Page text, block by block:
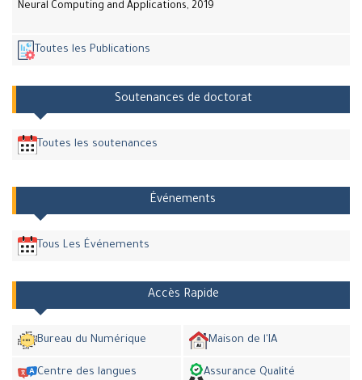
Neural Computing and Applications, 2019
Toutes les Publications
Soutenances de doctorat
Toutes les soutenances
Événements
Tous Les Événements
Accès Rapide
Bureau du Numérique Maison de l'IA
Centre des langues Assurance Qualité